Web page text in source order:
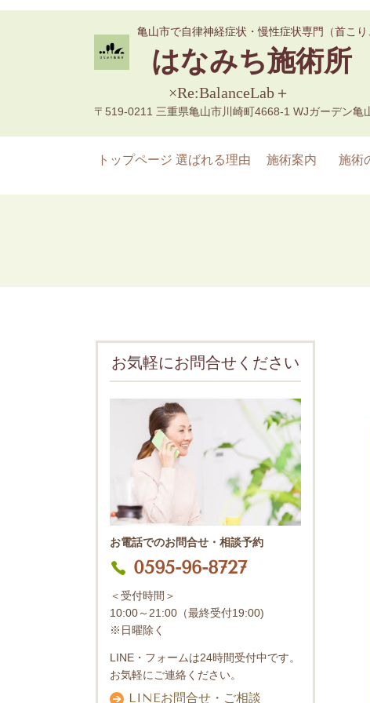
亀山市で自律神経症状・慢性症状専門（首こ
はなみち施術所
×Re:BalanceLab＋
〒519-0211 三重県亀山市川崎町4668-1 WJガーデン亀
トップページ 選ばれる理由 施術案内 施術
お気軽にお問合せください
お電話でのお問合せ・相談予約
0595-96-8727
＜受付時間＞
10:00～21:00（最終受付19:00)
※日曜除く
LINE・フォームは24時間受付中です。
お気軽にご連絡ください。
LINEお問合せ・ご相談